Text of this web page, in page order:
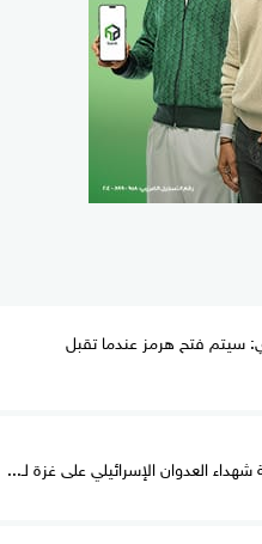
سيتم فتح هرمز عندما تقبل
شهداء العدوان الإسرائيلي على غزة لـ...